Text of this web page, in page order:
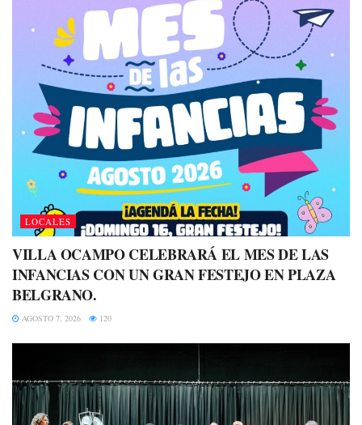
LOCALES
VILLA OCAMPO CELEBRARÁ EL MES DE LAS
INFANCIAS CON UN GRAN FESTEJO EN PLAZA
BELGRANO.
AGOSTO 7, 2026 120